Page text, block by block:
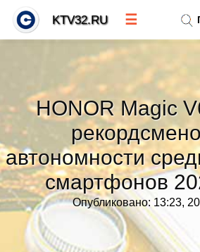
HONOR Magic
автономности
смартфонов
Опубликовано: 13:23,
KTV32.RU ☰
Тренды новостей
Рубрики»
Правила»
Контакт»